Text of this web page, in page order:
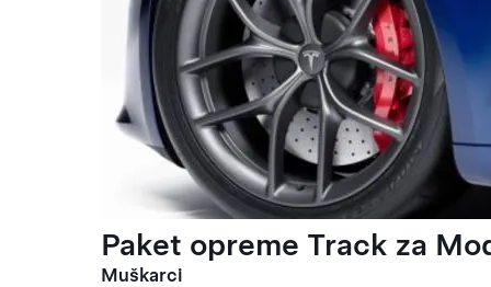
Paket opreme Track za
Muškarci